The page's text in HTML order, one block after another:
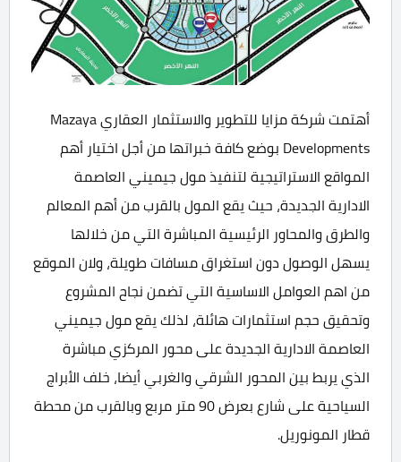
أهتمت شركة مزايا للتطوير والاستثمار العقاري Mazaya
Developments بوضع كافة خبراتها من أجل اختيار أهم
المواقع الاستراتيجية لتنفيذ مول جيميني العاصمة
الادارية الجديدة، حيث يقع المول بالقرب من أهم المعالم
والطرق والمحاور الرئيسية المباشرة التي من خلالها
يسهل الوصول دون استغراق مسافات طويلة، ولان الموقع
من اهم العوامل الاساسية التي تضمن نجاح المشروع
وتحقيق حجم استثمارات هائلة، لذلك يقع مول جيميني
العاصمة الادارية الجديدة على محور المركزي مباشرة
الذي يربط بين المحور الشرقي والغربي أيضا، خلف الأبراج
السياحية على شارع بعرض 90 متر مربع وبالقرب من محطة
قطار المونوريل.